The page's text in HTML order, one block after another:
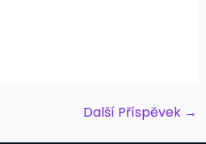
Další Příspěvek →